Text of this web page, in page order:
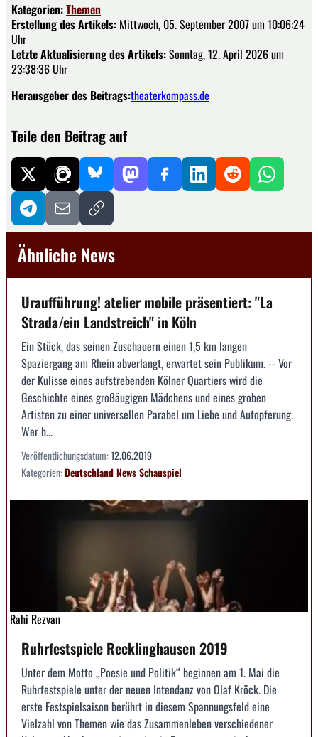
Kategorien:Themen
Erstellung des Artikels: Mittwoch, 05. September 2007 um 10:06:24
Uhr
Letzte Aktualisierung des Artikels:Sonntag, 12. April 2026 um
23:38:36 Uhr
Herausgeber des Beitrags:theaterkompass.de
Teile den Beitrag auf
Ähnliche News
Uraufführung! atelier mobile präsentiert: "La
Strada/ein Landstreich" in Köln
Ein Stück, das seinen Zuschauern einen 1,5 km langen
Spaziergang am Rhein abverlangt, erwartet sein Publikum. -- Vor
der Kulisse eines aufstrebenden Kölner Quartiers wird die
Geschichte eines großäugigen Mädchens und eines groben
Artisten zu einer universellen Parabel um Liebe und Aufopferung.
Wer h...
Veröffentlichungsdatum:12.06.2019
Kategorien:DeutschlandNewsSchauspiel
Rahi Rezvan
Ruhrfestspiele Recklinghausen 2019
Unter dem Motto „Poesie und Politik“ beginnen am 1. Mai die
Ruhrfestspiele unter der neuen Intendanz von Olaf Kröck. Die
erste Festspielsaison berührt in diesem Spannungsfeld eine
Vielzahl von Themen wie das Zusammenleben verschiedener